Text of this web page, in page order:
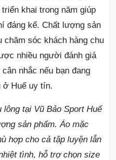
khai trong năm giúp
đáng kể. Chất lượng sản
chăm sóc khách hàng chu
nhiều người đánh giá
nhắc nếu bạn đang
ở Huế uy tín.
lông tại Vũ Bảo Sport Huế
sản phẩm. Áo mặc
hợp cho cả tập luyện lẫn
tình, hỗ trợ chọn size